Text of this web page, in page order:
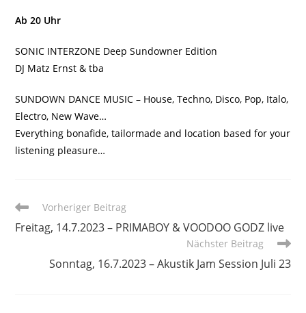
Ab 20 Uhr
SONIC INTERZONE Deep Sundowner Edition
DJ Matz Ernst & tba
SUNDOWN DANCE MUSIC – House, Techno, Disco, Pop, Italo,
Electro, New Wave…
Everything bonafide, tailormade and location based for your
listening pleasure…
Weitere
ansehen
Vorheriger Beitrag
Freitag, 14.7.2023 – PRIMABOY & VOODOO GODZ live
Nächster Beitrag
Sonntag, 16.7.2023 – Akustik Jam Session Juli 23